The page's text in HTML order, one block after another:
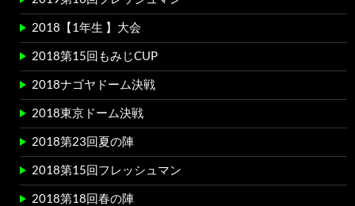
2018【1年生 】大会
2018第15回もみじCUP
2018ナゴヤドーム決戦
2018東京ドーム決戦
2018第23回夏の陣
2018第15回フレッシュマン
2018第18回春の陣